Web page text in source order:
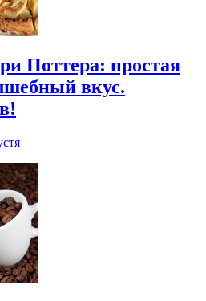
Поттера: простая
вкус.